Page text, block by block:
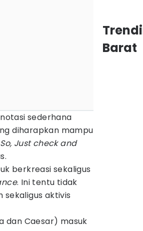
sederhana
diharapkan mampu
So, Just check and
berkreasi sekaligus
. Ini tentu tidak
sekaligus aktivis
dan Caesar) masuk
Barat